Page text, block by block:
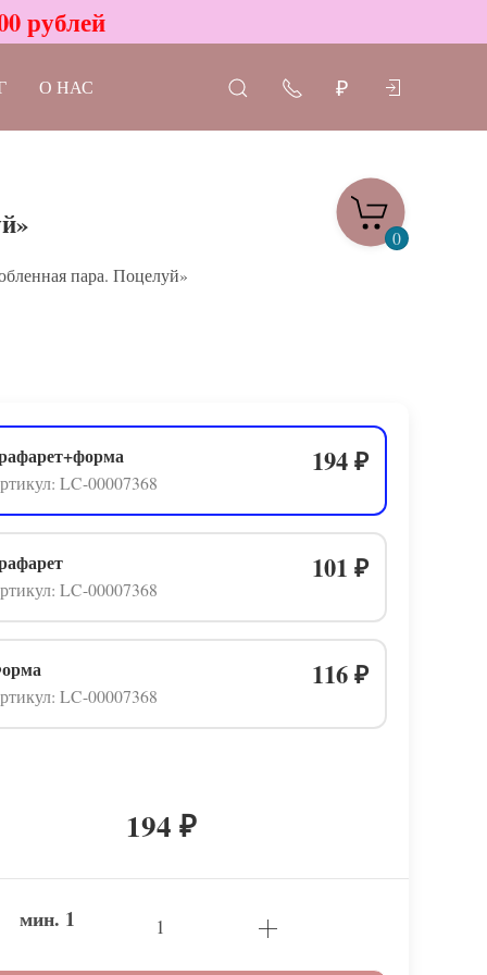
рублей
О НАС ₽
0
пара. Поцелуй»
LC-00007368
194 ₽
LC-00007368
101 ₽
LC-00007368
116 ₽
194 ₽
мин. 1